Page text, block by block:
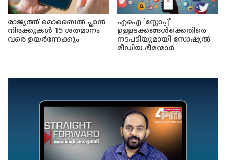
രാജ്യത്ത് മൊബൈൽ പ്ലാൻ
നിരക്കുകൾ 15 ശതമാനം
വരെ ഉയർന്നേക്കും
എഐ 'സ്ലോപ്പ്'
ഉള്ളടക്കങ്ങൾക്കെതിരെ
നടപടിയുമായി സോഷ്യൽ
മീഡിയ ഭീമന്മാർ